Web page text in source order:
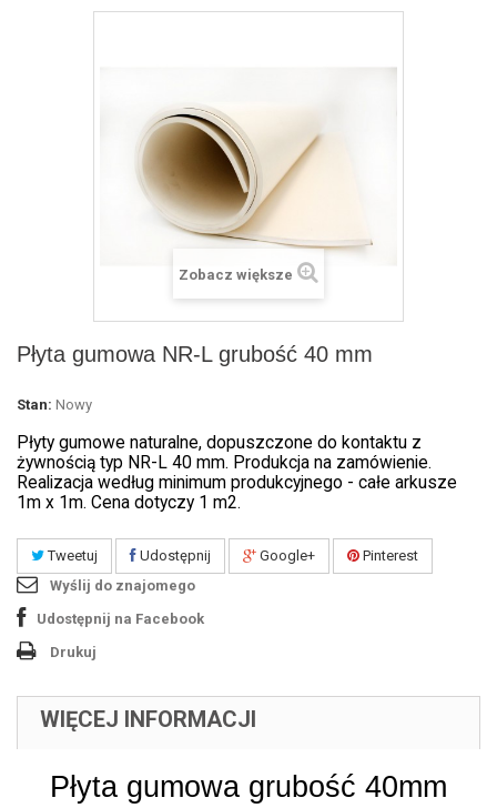
Zobacz większe
Płyta gumowa NR-L grubość 40 mm
Stan: Nowy
Płyty gumowe naturalne, dopuszczone do kontaktu z
żywnością typ NR-L 40 mm. Produkcja na zamówienie.
Realizacja według minimum produkcyjnego - całe arkusze
1m x 1m. Cena dotyczy 1 m2.
Tweetuj Udostępnij Google+
Pinterest
Wyślij do znajomego
Udostępnij na Facebook
Drukuj
WIĘCEJ INFORMACJI
Płyta gumowa grubość 40mm